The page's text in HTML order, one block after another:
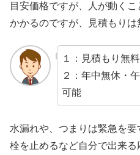
目安価格ですが、人が動く
かかるのですが、見積もりは
１：見積もり無
２：年中無休・
可能
水漏れや、つまりは緊急を
栓を止めるなど自分で出来る